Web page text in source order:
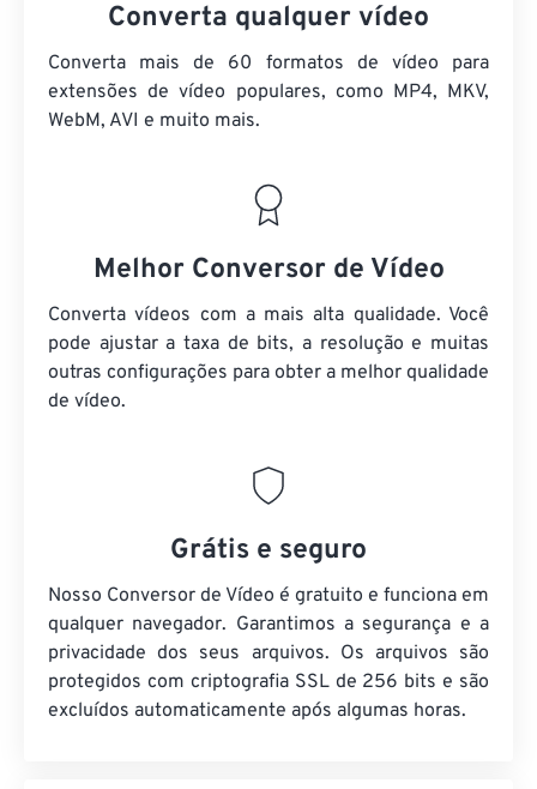
Converta qualquer vídeo
Converta mais de 60 formatos de vídeo para
extensões de vídeo populares, como MP4, MKV,
WebM, AVI e muito mais.
Melhor Conversor de Vídeo
Converta vídeos com a mais alta qualidade. Você
pode ajustar a taxa de bits, a resolução e muitas
outras configurações para obter a melhor qualidade
de vídeo.
Grátis e seguro
Nosso Conversor de Vídeo é gratuito e funciona em
qualquer navegador. Garantimos a segurança e a
privacidade dos seus arquivos. Os arquivos são
protegidos com criptografia SSL de 256 bits e são
excluídos automaticamente após algumas horas.